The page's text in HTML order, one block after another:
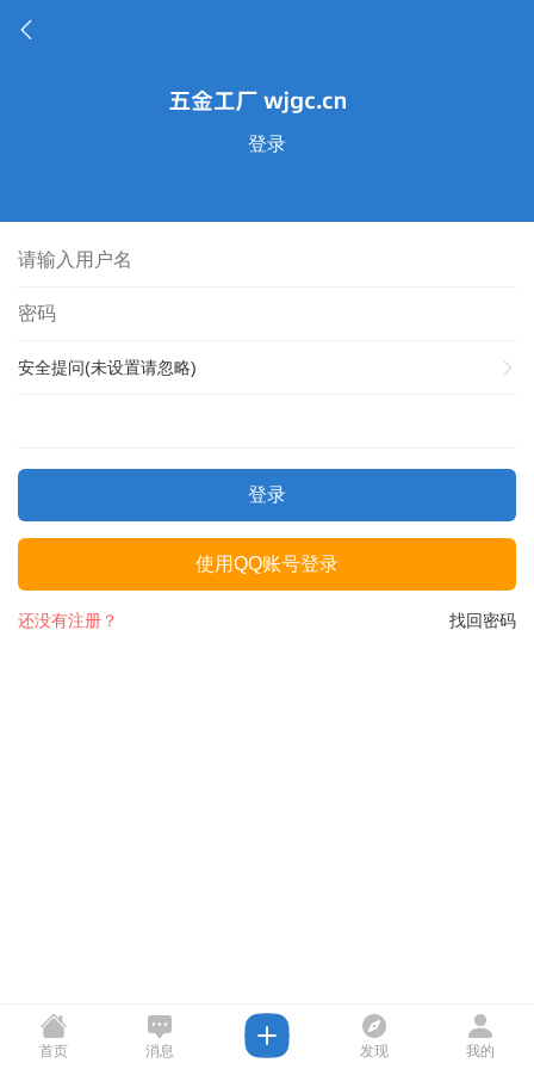
登录
安全提问(未设置请忽略)
登录
使用QQ账号登录
找回密码
还没有注册？
首页 消息 发现 我的